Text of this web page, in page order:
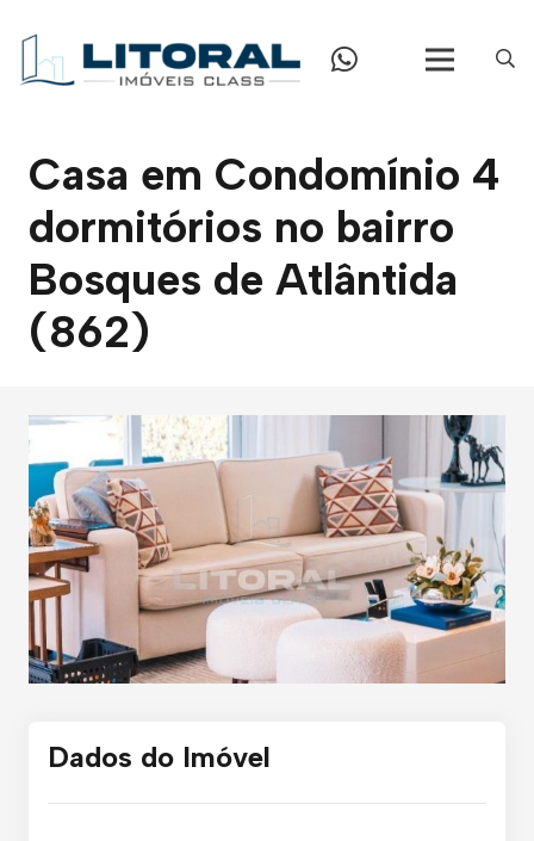
Casa em Condomínio 4
dormitórios no bairro
Bosques de Atlântida
(862)
Dados do Imóvel